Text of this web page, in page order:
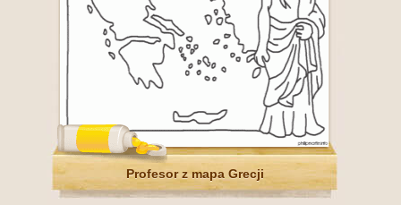
Profesor z mapa Grecji